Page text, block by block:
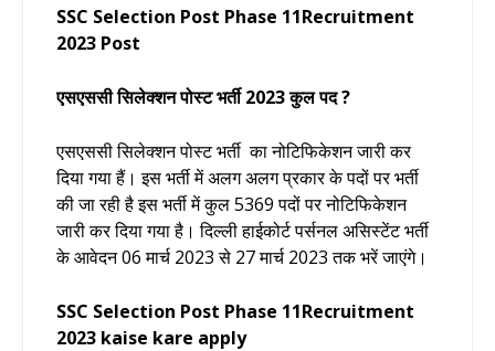
SSC Selection Post Phase 11Recruitment
2023 Post
एसएससी सिलेक्शन पोस्ट भर्ती 2023 कुल पद ?
एसएससी सिलेक्शन पोस्ट भर्ती का नोटिफिकेशन जारी कर
दिया गया हैं। इस भर्ती में अलग अलग प्रकार के पदों पर भर्ती
की जा रही है इस भर्ती में कुल 5369 पदों पर नोटिफिकेशन
जारी कर दिया गया है। दिल्ली हाईकोर्ट पर्सनल असिस्टेंट भर्ती
के आवेदन 06 मार्च 2023 से 27 मार्च 2023 तक भरें जाएंगे।
SSC Selection Post Phase 11Recruitment
2023 kaise kare apply